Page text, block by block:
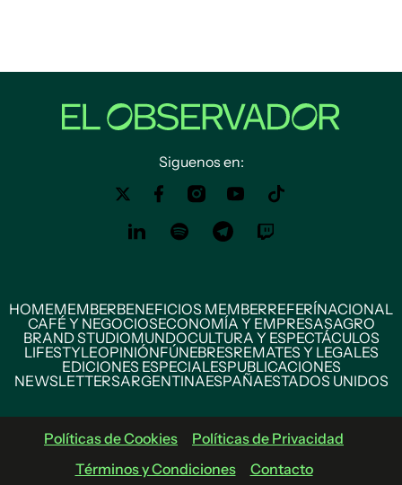
Siguenos en:
HOMEMEMBERBENEFICIOS MEMBERREFERÍNACIONAL
CAFÉ Y NEGOCIOSECONOMÍA Y EMPRESASAGRO
BRAND STUDIOMUNDOCULTURA Y ESPECTÁCULOS
LIFESTYLEOPINIÓNFÚNEBRESREMATES Y LEGALES
EDICIONES ESPECIALESPUBLICACIONES
NEWSLETTERSARGENTINAESPAÑAESTADOS UNIDOS
Políticas de Cookies
Políticas de Privacidad
Términos y Condiciones
Contacto